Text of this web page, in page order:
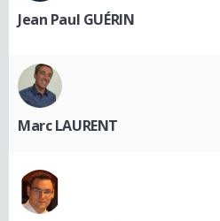
Jean Paul GUÉRIN
Marc LAURENT